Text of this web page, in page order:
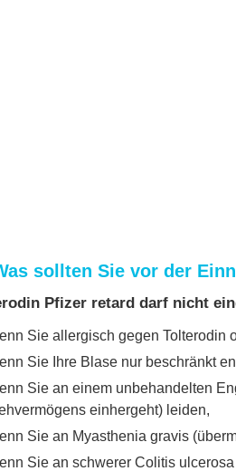
sollten Sie vor der
Pfizer retard darf nicht
Sie allergisch gegen Tolterodin
Sie Ihre Blase nur beschränkt
Sie an einem unbehandelten
einhergeht) leiden,
Sie an Myasthenia gravis
Sie an schwerer Colitis